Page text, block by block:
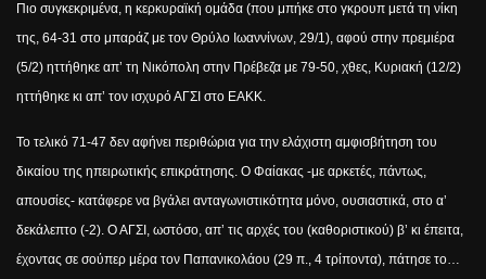
Πιο συγκεκριμένα, η κερκυραϊκή ομάδα (που μπήκε στο γκρουπ μετά τη νίκη
της, 64-31 στο μπαράζ με τον Θρύλο Ιωαννίνων, 29/1), αφού στην πρεμιέρα
(5/2) ηττήθηκε απ’ τη Νικόπολη στην Πρέβεζα με 79-50, χθες, Κυριακή (12/2)
ηττήθηκε κι απ’ τον ισχυρό ΑΓΣΙ στο ΕΑΚΚ.
Το τελικό 71-47 δεν αφήνει περιθώρια για την ελάχιστη αμφισβήτηση του
δικαίου της ηπειρωτικής επικράτησης. Ο Φαίακας -με αρκετές, πάντως,
απουσίες- κατάφερε να βγάλει ανταγωνιστικότητα μόνο, ουσιαστικά, στο α’
δεκάλεπτο (-2). Ο ΑΓΣΙ, ωστόσο, απ’ τις αρχές του (καθοριστικού) β’ κι έπειτα,
έχοντας σε σούπερ μέρα τον Παπανικολάου (29 π., 4 τρίποντα), πάτησε το…